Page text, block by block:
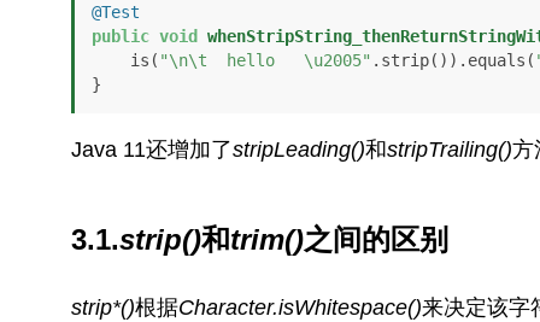
@Test
public void
    is(
"\n\t  hello   \u2005" .strip()).equals(
}
Java 11还增加了stripLeading()和stripTrailing()方
3.1.strip()和trim()之间的区别
strip*()根据Character.isWhitespace()来决定该字